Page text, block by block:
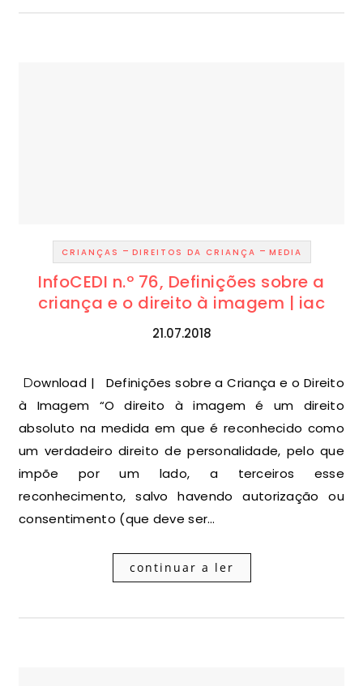
CRIANÇAS - DIREITOS DA CRIANÇA - MEDIA
InfoCEDI n.º 76, Definições sobre a
criança e o direito à imagem | iac
21.07.2018
Download | Definições sobre a Criança e o Direito
à Imagem “O direito à imagem é um direito
absoluto na medida em que é reconhecido como
um verdadeiro direito de personalidade, pelo que
impõe por um lado, a terceiros esse
reconhecimento, salvo havendo autorização ou
consentimento (que deve ser…
continuar a ler